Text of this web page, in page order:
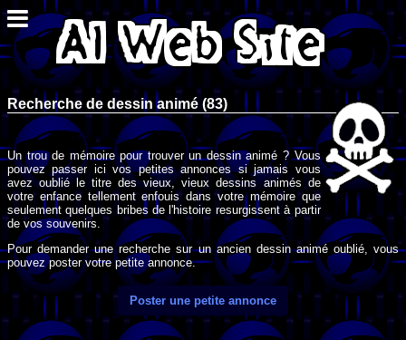
Recherche de dessin animé (83)
Un trou de mémoire pour trouver un dessin animé ? Vous
pouvez passer ici vos petites annonces si jamais vous
avez oublié le titre des vieux, vieux dessins animés de
votre enfance tellement enfouis dans votre mémoire que
seulement quelques bribes de l'histoire resurgissent à partir
de vos souvenirs.
Pour demander une recherche sur un ancien dessin animé oublié, vous
pouvez poster votre petite annonce.
Poster une petite annonce